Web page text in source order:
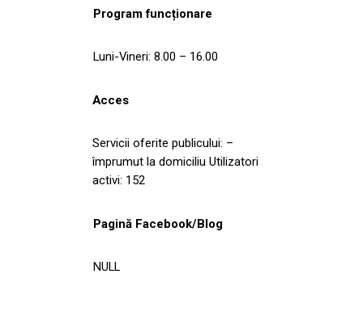
Program funcționare
Luni-Vineri: 8.00 – 16.00
Acces
Servicii oferite publicului: –
împrumut la domiciliu Utilizatori
activi: 152
Pagină Facebook/Blog
NULL